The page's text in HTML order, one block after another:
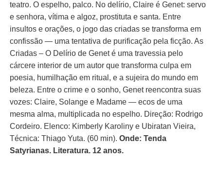
teatro. O espelho, palco. No delírio, Claire é Genet: servo
e senhora, vítima e algoz, prostituta e santa. Entre
insultos e orações, o jogo das criadas se transforma em
confissão — uma tentativa de purificação pela ficção. As
Criadas – O Delírio de Genet é uma travessia pelo
cárcere interior de um autor que transforma culpa em
poesia, humilhação em ritual, e a sujeira do mundo em
beleza. Entre o crime e o sonho, Genet reencontra suas
vozes: Claire, Solange e Madame — ecos de uma
mesma alma, multiplicada no espelho. Direção: Rodrigo
Cordeiro. Elenco: Kimberly Karoliny e Ubiratan Vieira,
Técnica: Thiago Yuta. (60 min). Onde: Tenda
Satyrianas. Literatura. 12 anos.